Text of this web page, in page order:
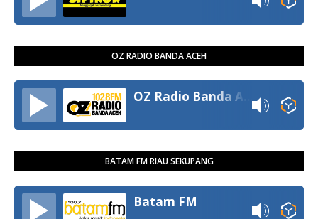
OZ RADIO BANDA ACEH
BATAM FM RIAU SEKUPANG
Batam FM